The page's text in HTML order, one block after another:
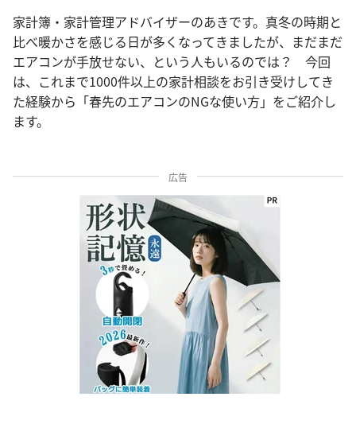
家計簿・家計管理アドバイザーのあきです。真冬の時期と
比べ暖かさを感じる日が多くなってきましたが、まだまだ
エアコンが手放せない、という人もいるのでは？ 今回
は、これまで1000件以上の家計相談をお引き受けしてき
た経験から「春先のエアコンのNGな使い方」をご紹介し
ます。
広告